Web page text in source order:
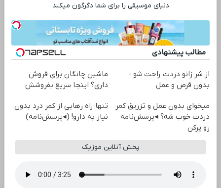
دنیای موسیقی را برای شما دگرگون میکند
مطالب پیشنهادی
از شر زانو دردت راحت شو -
بدون قرص و عمل
ماشین چانگان برای فروش
داری؟ اینجا سریع بفروشش
میخوای بدون عمل و تزریق کمر
دردت خوب شه؟ ◂پرسش‌نامه
رو پرکن
تنها راه رهایی از کمر درد بدون
نیاز به دارو! (◂پرسش‌نامه)
پخش آنلاین موزیک